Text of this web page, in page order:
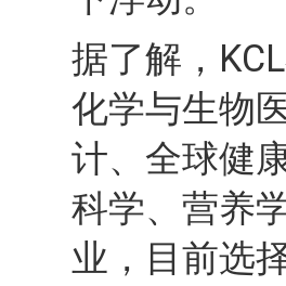
据了解，
化学与生物
计、全球健
科学、营养
业，目前选